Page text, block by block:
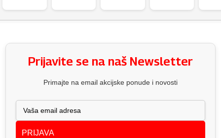
Prijavite se na naš Newsletter
Primajte na email akcijske ponude i novosti
PRIJAVA